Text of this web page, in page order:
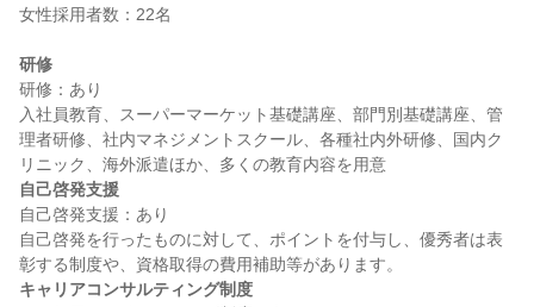
女性採用者数：22名
研修
研修：あり
入社員教育、スーパーマーケット基礎講座、部門別基礎講座、管
理者研修、社内マネジメントスクール、各種社内外研修、国内ク
自己啓発支援
自己啓発支援：あり
自己啓発を行ったものに対して、ポイントを付与し、優秀者は表
キャリアコンサルティング制度